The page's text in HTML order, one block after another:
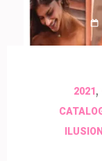
2021,
ILUSION